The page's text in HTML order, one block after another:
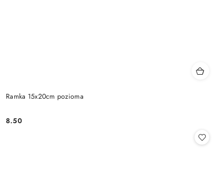
Ramka 15x20cm pozioma
Cena:
8.50